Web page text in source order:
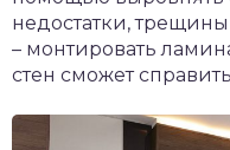
недостатки,
– монтировать
стен сможет